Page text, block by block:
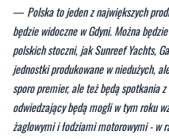
— Polska to jeden z największych
będzie widoczne w Gdyni. Można
polskich stoczni, jak Sunreef Yachts,
jednostki produkowane w niedużych,
sporo premier, ale też będą spotkania
odwiedzający będą mogli w tym roku
żaglowymi i łodziami motorowymi - w